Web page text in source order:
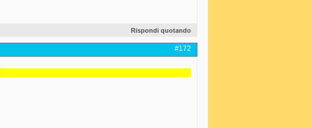
Rispondi quotando
#172